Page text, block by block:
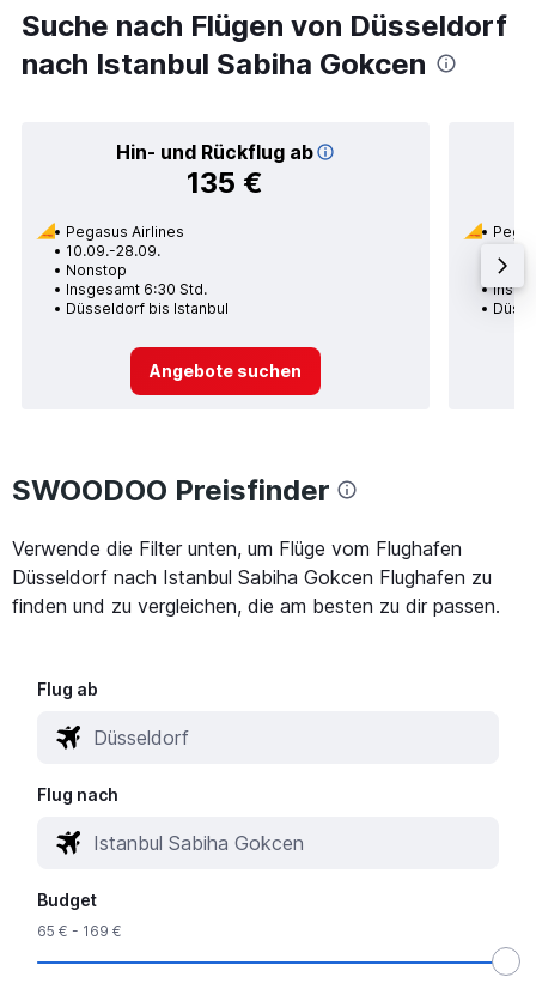
Suche nach Flügen von Düsseldorf
nach Istanbul Sabiha Gokcen
Hin- und Rückflug ab
135 €
Pegasus Airlines
10.09.-28.09.
Nonstop
Insgesamt 6:30 Std.
Düsseldorf bis Istanbul
Angebote suchen
SWOODOO Preisfinder
Verwende die Filter unten, um Flüge vom Flughafen
Düsseldorf nach Istanbul Sabiha Gokcen Flughafen zu
finden und zu vergleichen, die am besten zu dir passen.
Flug ab
Flug nach
Budget
65 € - 169 €